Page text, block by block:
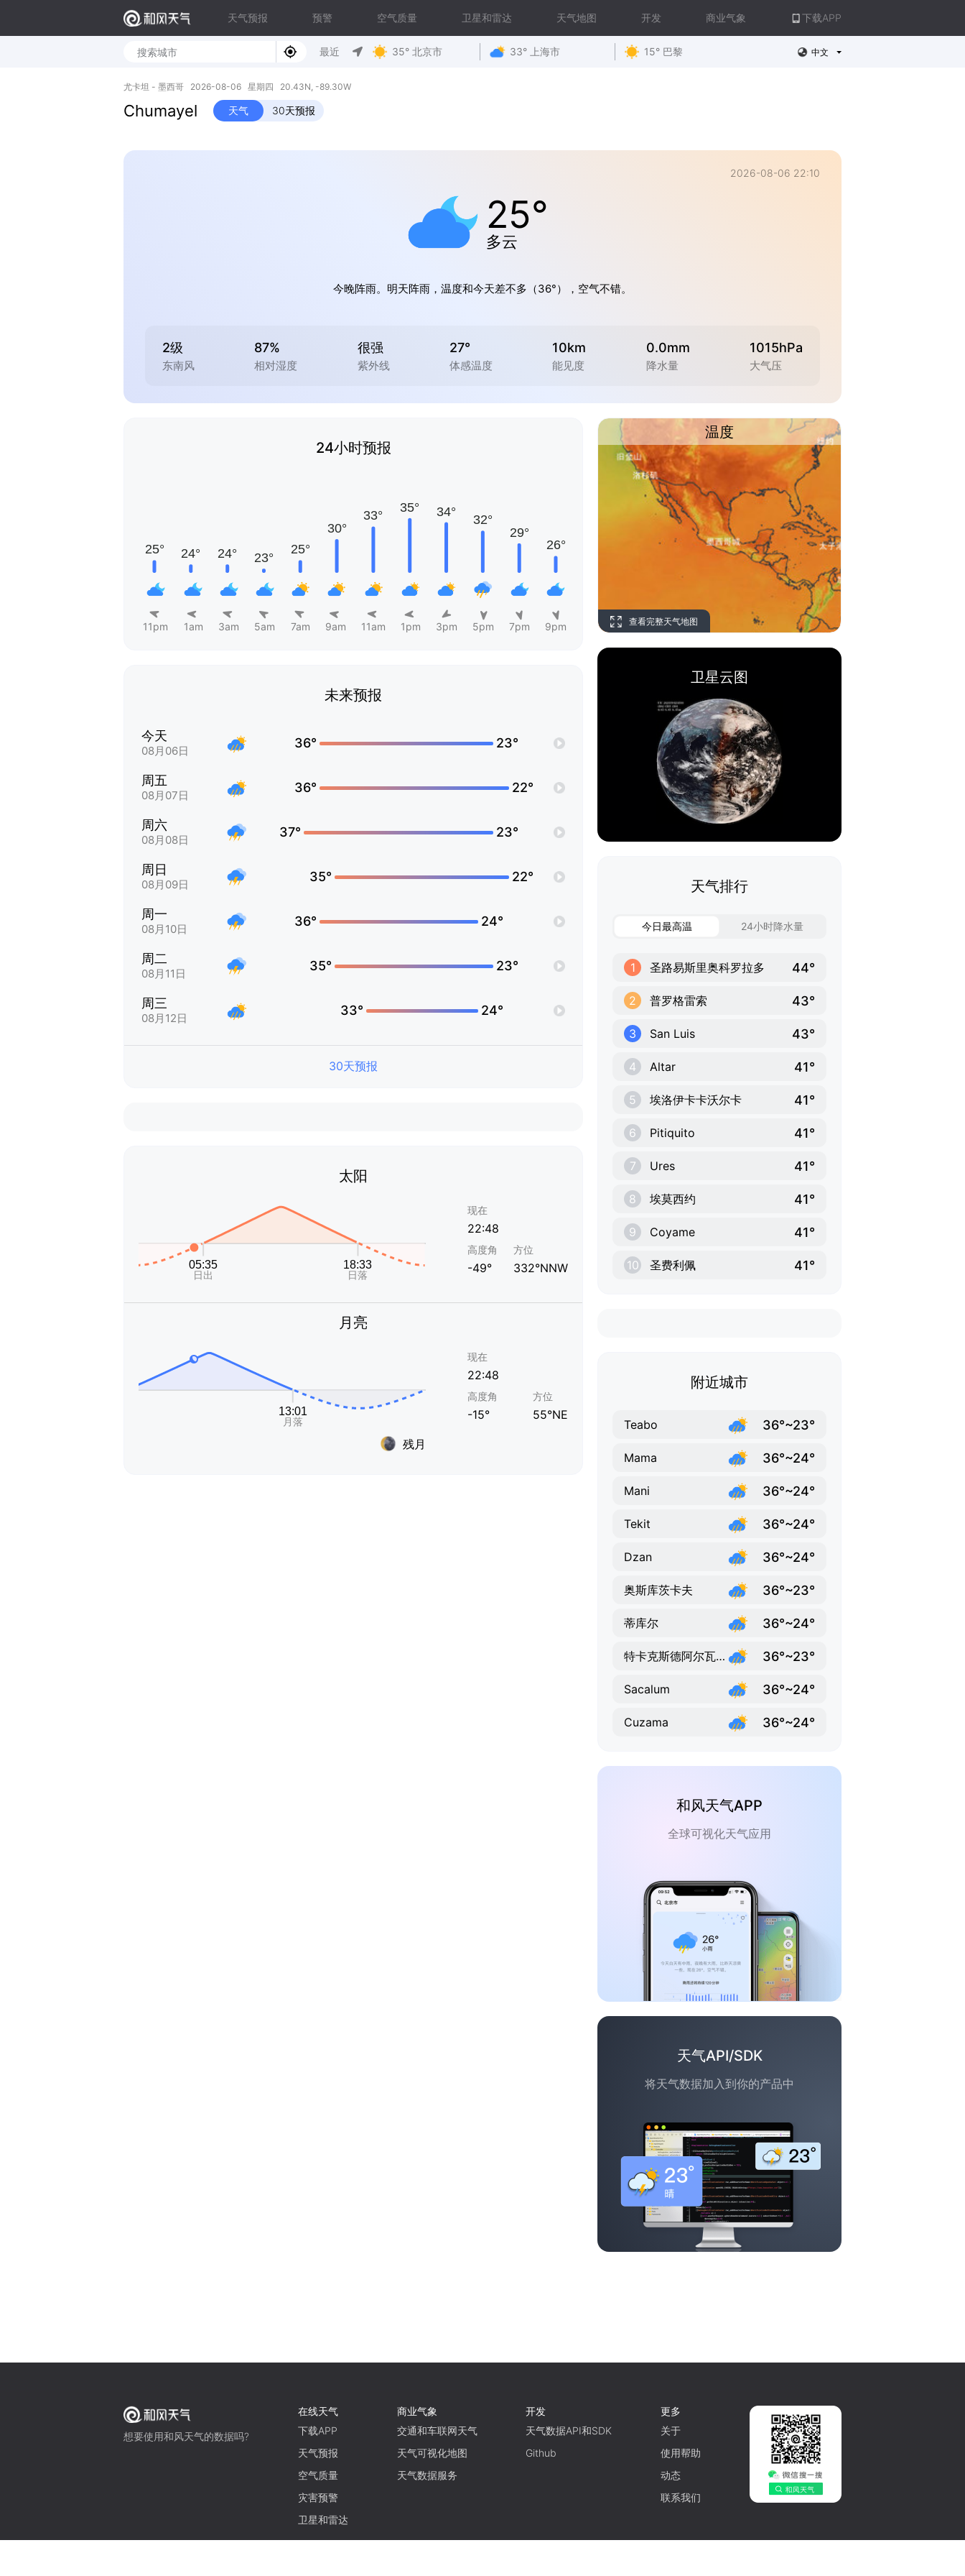
天气预报 预警 空气质量 卫星和雷达 天气地图 开发 商业气象 下载APP
最近 35° 北京市 33° 上海市 15° 巴黎 中文
尤卡坦 - 墨西哥 2026-08-06 星期四 20.43N, -89.30W
Chumayel 天气 30天预报
2026-08-06 22:10
25°
多云
今晚阵雨。明天阵雨，温度和今天差不多（36°），空气不错。
2级
东南风
87%
相对湿度
很强
紫外线
27°
体感温度
10km
能见度
0.0mm
降水量
1015hPa
大气压
24小时预报
11pm 1am 3am 5am 7am 9am 11am 1pm 3pm 5pm 7pm 9pm
未来预报
今天
08月06日
36° 23°
周五
08月07日
36° 22°
周六
08月08日
37° 23°
周日
08月09日
35° 22°
周一
08月10日
36° 24°
周二
08月11日
35° 23°
周三
08月12日
33° 24°
30天预报
太阳
现在
22:48
高度角
-49°
方位
332°NNW
月亮
残月
现在
22:48
高度角
-15°
方位
55°NE
温度
查看完整天气地图
卫星云图
天气排行
今日最高温 24小时降水量
1 圣路易斯里奥科罗拉多 44°
2 普罗格雷索 43°
3 San Luis 43°
4 Altar 41°
5 埃洛伊卡卡沃尔卡 41°
6 Pitiquito 41°
7 Ures 41°
8 埃莫西约 41°
9 Coyame 41°
10 圣费利佩 41°
附近城市
Teabo 36°~23°
Mama 36°~24°
Mani 36°~24°
Tekit 36°~24°
Dzan 36°~24°
奥斯库茨卡夫 36°~23°
蒂库尔 36°~24°
特卡克斯德阿尔瓦罗奥夫雷贡 36°~23°
Sacalum 36°~24°
Cuzama 36°~24°
和风天气APP
全球可视化天气应用
天气API/SDK
将天气数据加入到你的产品中
想要使用和风天气的数据吗?
在线天气
下载APP
天气预报
空气质量
灾害预警
卫星和雷达
商业气象
交通和车联网天气
天气可视化地图
天气数据服务
开发
天气数据API和SDK
Github
更多
关于
使用帮助
动态
联系我们